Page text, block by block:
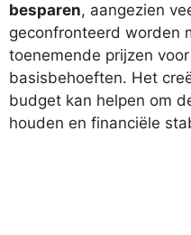
besparen, aangezien
geconfronteerd worden
toenemende prijzen
basisbehoeften. Het
budget kan helpen om
houden en financiële